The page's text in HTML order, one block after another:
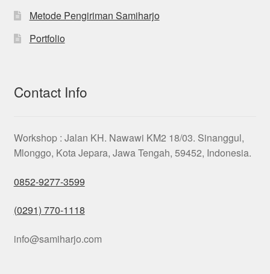
Metode Pengiriman Samiharjo
Portfolio
Contact Info
Workshop : Jalan KH. Nawawi KM2 18/03. Sinanggul,
Mlonggo, Kota Jepara, Jawa Tengah, 59452, Indonesia.
0852-9277-3599
(0291) 770-1118
info@samiharjo.com